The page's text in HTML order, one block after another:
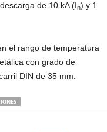
de 10 kA (In) y 1
el rango de temperatura
con grado de
DIN de 35 mm.